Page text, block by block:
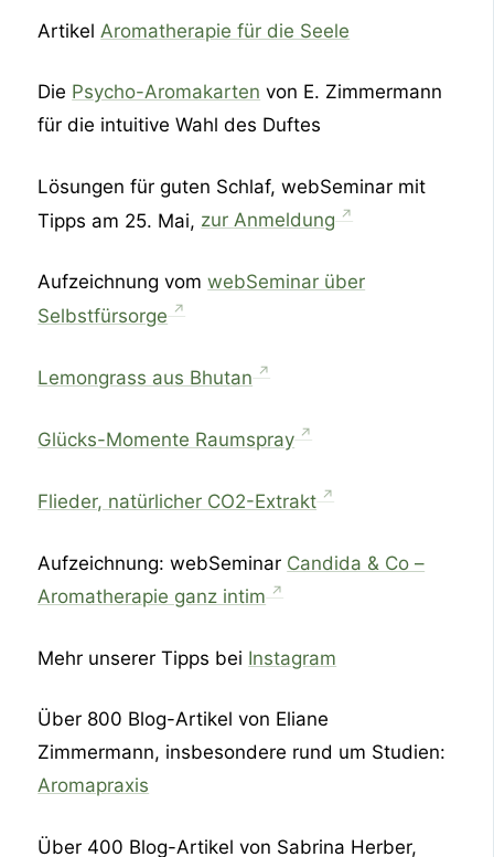
Artikel Aromatherapie für die Seele
Die Psycho-Aromakarten von E. Zimmermann
für die intuitive Wahl des Duftes
Lösungen für guten Schlaf, webSeminar mit
Tipps am 25. Mai, zur Anmeldung
Aufzeichnung vomwebSeminar über
Selbstfürsorge
Lemongrass aus Bhutan
Glücks-Momente Raumspray
Flieder, natürlicher CO2-Extrakt
Aufzeichnung: webSeminar Candida & Co –
Aromatherapie ganz intim
Mehr unserer Tipps bei Instagram
Über 800 Blog-Artikel von Eliane
Zimmermann, insbesondere rund um Studien:
Aromapraxis
Über 400 Blog-Artikel von Sabrina Herber,